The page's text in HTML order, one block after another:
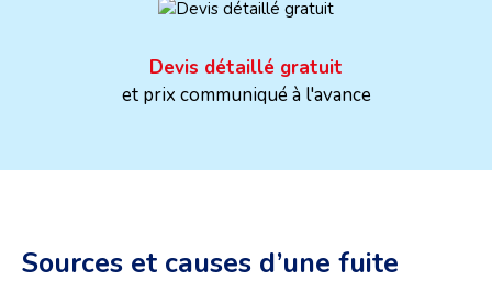
Devis détaillé gratuit
et prix communiqué à l'avance
Sources et causes d’une fuite